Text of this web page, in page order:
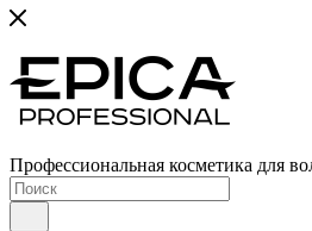
Профессиональная косметика для